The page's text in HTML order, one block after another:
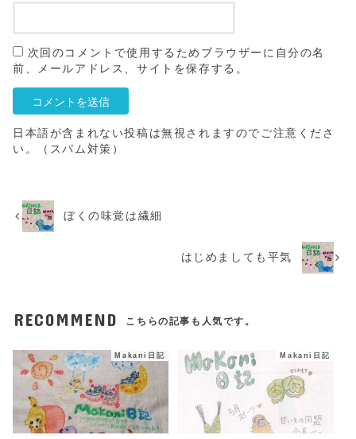
次回のコメントで使用するためブラウザーに自分の名
前、メールアドレス、サイトを保存する。
日本語が含まれない投稿は無視されますのでご注意くださ
い。（スパム対策）
ぼくの味覚は繊細
はじめましても平気
RECOMMEND こちらの記事も人気です。
Makani日記 Makani日記